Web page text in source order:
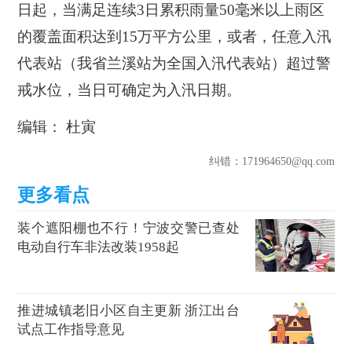
日起，当满足连续3日累积雨量50毫米以上雨区
的覆盖面积达到15万平方公里，或者，任意入汛
代表站（我省兰溪站为全国入汛代表站）超过警
戒水位，当日可确定为入汛日期。
编辑： 杜寅
纠错：171964650@qq.com
装个遮阳棚也不行！宁波交警已查处
电动自行车非法改装1958起
推进城镇老旧小区自主更新 浙江出台
试点工作指导意见